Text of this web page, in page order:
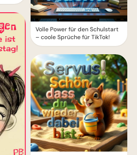
Volle Power für den Schulstart
– coole Sprüche für TikTok!